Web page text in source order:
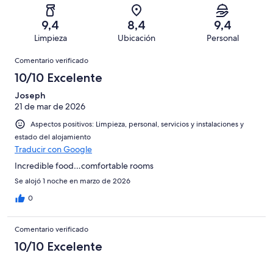
puntuación
puntuación
puntuación
Normal
una
puntuación
Mediocre
84
una
puntuación
de
Horrible
9,4
Limpieza
8,4
Ubicación
9,4
Personal
Comentarios
Comentario verificado
10/10 Excelente
Joseph
21 de mar de 2026
Aspectos positivos: Limpieza, personal, servicios y instalaciones y
estado del alojamiento
Traducir con Google
Incredible food…comfortable rooms
Se alojó 1 noche en marzo de 2026
0
Comentario verificado
10/10 Excelente